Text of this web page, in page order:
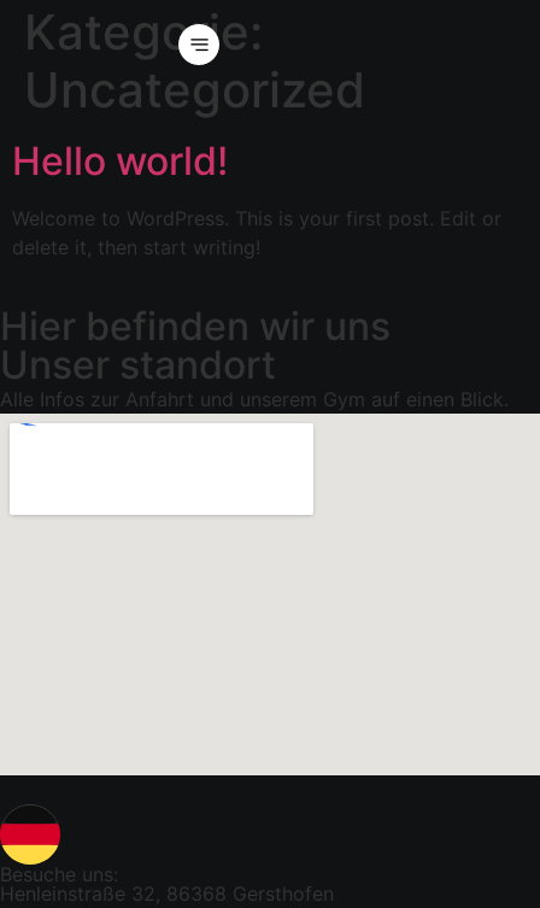
Kategorie:
Uncategorized
Hello world!
Welcome to WordPress. This is your first post. Edit or
delete it, then start writing!
Hier befinden wir uns
Unser standort
Alle Infos zur Anfahrt und unserem Gym auf einen Blick.
Besuche uns:
Henleinstraße 32, 86368 Gersthofen